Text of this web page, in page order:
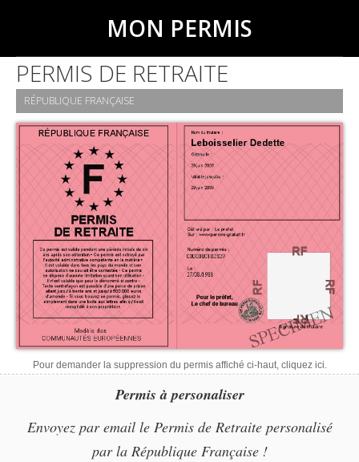
MON PERMIS
PERMIS DE RETRAITE
RÉPUBLIQUE FRANÇAISE
Pour demander la suppression du permis affiché ci-haut, cliquez ici.
Permis à personaliser
Envoyez par email le Permis de Retraite personalisé
par la République Française !